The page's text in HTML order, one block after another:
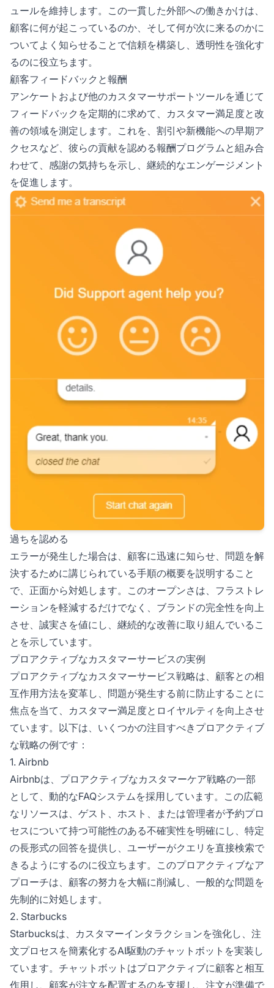
ュールを維持します。この一貫した外部への働きかけは、
顧客に何が起こっているのか、そして何が次に来るのかに
ついてよく知らせることで信頼を構築し、透明性を強化す
るのに役立ちます。
顧客フィードバックと報酬
アンケートおよび他のカスタマーサポートツールを通じて
フィードバックを定期的に求めて、カスタマー満足度と改
善の領域を測定します。これを、割引や新機能への早期ア
クセスなど、彼らの貢献を認める報酬プログラムと組み合
わせて、感謝の気持ちを示し、継続的なエンゲージメント
を促進します。
過ちを認める
エラーが発生した場合は、顧客に迅速に知らせ、問題を解
決するために講じられている手順の概要を説明すること
で、正面から対処します。このオープンさは、フラストレ
ーションを軽減するだけでなく、ブランドの完全性を向上
させ、誠実さを値にし、継続的な改善に取り組んでいるこ
とを示しています。
プロアクティブなカスタマーサービスの実例
プロアクティブなカスタマーサービス戦略は、顧客との相
互作用方法を変革し、問題が発生する前に防止することに
焦点を当て、カスタマー満足度とロイヤルティを向上させ
ています。以下は、いくつかの注目すべきプロアクティブ
な戦略の例です：
1. Airbnb
Airbnbは、プロアクティブなカスタマーケア戦略の一部
として、動的なFAQシステムを採用しています。この広範
なリソースは、ゲスト、ホスト、または管理者が予約プロ
セスについて持つ可能性のある不確実性を明確にし、特定
の長形式の回答を提供し、ユーザーがクエリを直接検索で
きるようにするのに役立ちます。このプロアクティブなア
プローチは、顧客の努力を大幅に削減し、一般的な問題を
先制的に対処します。
2. Starbucks
Starbucksは、カスタマーインタラクションを強化し、注
文プロセスを簡素化するAI駆動のチャットボットを実装し
ています。チャットボットはプロアクティブに顧客と相互
作用し、顧客が注文を配置するのを支援し、注文が準備で